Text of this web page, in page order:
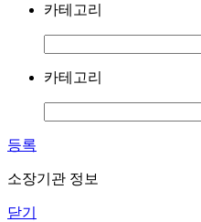
카테고리
카테고리
등록
소장기관 정보
닫기